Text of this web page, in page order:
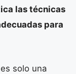
las técnicas
para
solo una